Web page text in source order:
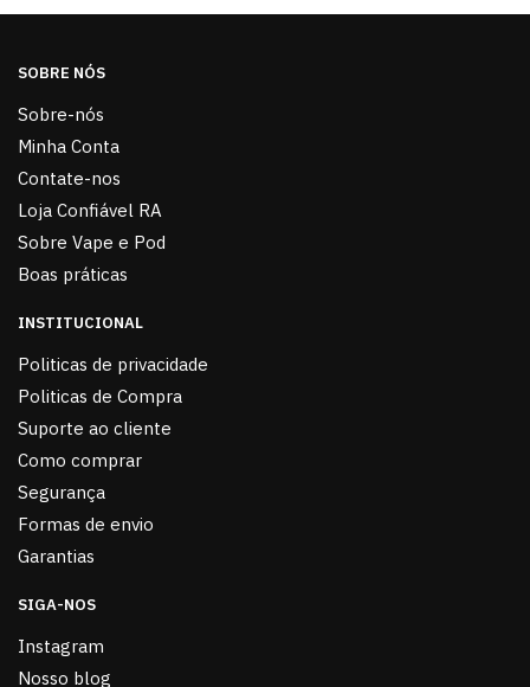
SOBRE NÓS
Sobre-nós
Minha Conta
Contate-nos
Loja Confiável RA
Sobre Vape e Pod
Boas práticas
INSTITUCIONAL
Politicas de privacidade
Politicas de Compra
Suporte ao cliente
Como comprar
Segurança
Formas de envio
Garantias
SIGA-NOS
Instagram
Nosso blog